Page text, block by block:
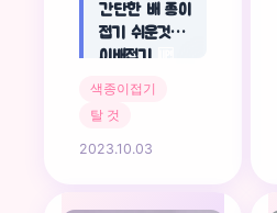
간단한 배 종이
접기 쉬운것 종
이배접기
색종이접기
탈 것
2023.10.03